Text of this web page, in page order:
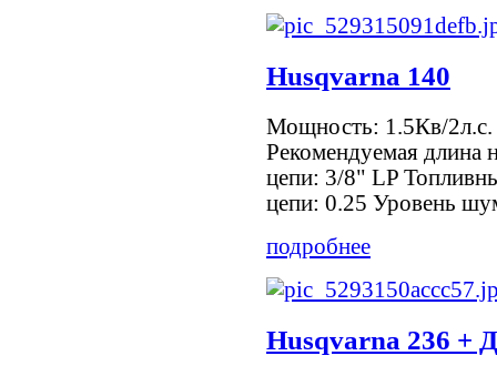
Husqvarna 140
Мощность: 1.5Кв/2л.с.
Рекомендуемая
цепи: 3/8" LP
цепи: 0.25 Уровень
подробнее
Husqvarna 236 +